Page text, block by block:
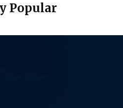
Popular